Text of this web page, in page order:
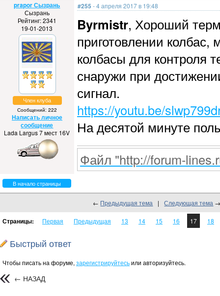
prapor Сызрань
Сызрань
Рейтинг: 2341
19-01-2013
Член клуба
Сообщений: 222
Написать личное
сообщение
Lada Largus 7 мест 16V
#255 - 4 апреля 2017 в 19:48
Byrmistr, Хороший
приготовлении
колбасы для контроля
снаружи при
сигнал.
https://youtu.be/
На десятой минуте
Файл "http://forum-
В начало страницы
← Предыдущая тема | Следующая тема
Страницы: Первая Предыдущая 13 14 15 16 17 18
Быстрый ответ
Чтобы писать на форуме, зарегистрируйтесьили авторизуйтесь.
← НАЗАД